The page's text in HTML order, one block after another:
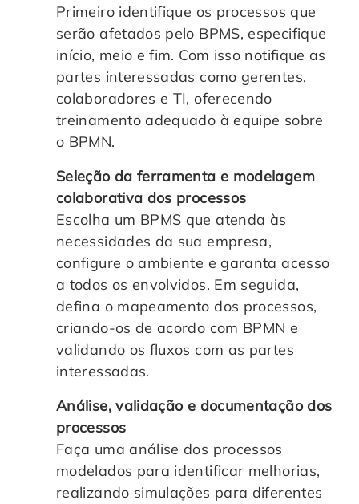
Primeiro identifique os processos que
serão afetados pelo BPMS, especifique
início, meio e fim. Com isso notifique as
partes interessadas como gerentes,
colaboradores e TI, oferecendo
treinamento adequado à equipe sobre
o BPMN.
Seleção da ferramenta e modelagem
colaborativa dos processos
Escolha um BPMS que atenda às
necessidades da sua empresa,
configure o ambiente e garanta acesso
a todos os envolvidos. Em seguida,
defina o mapeamento dos processos,
criando-os de acordo com BPMN e
validando os fluxos com as partes
interessadas.
Análise, validação e documentação dos
processos
Faça uma análise dos processos
modelados para identificar melhorias,
realizando simulações para diferentes